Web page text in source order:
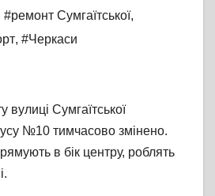
#ремонт Сумгаїтської,
, #Черкаси
вулиці Сумгаїтської
№10 тимчасово змінено.
в бік центру, роблять